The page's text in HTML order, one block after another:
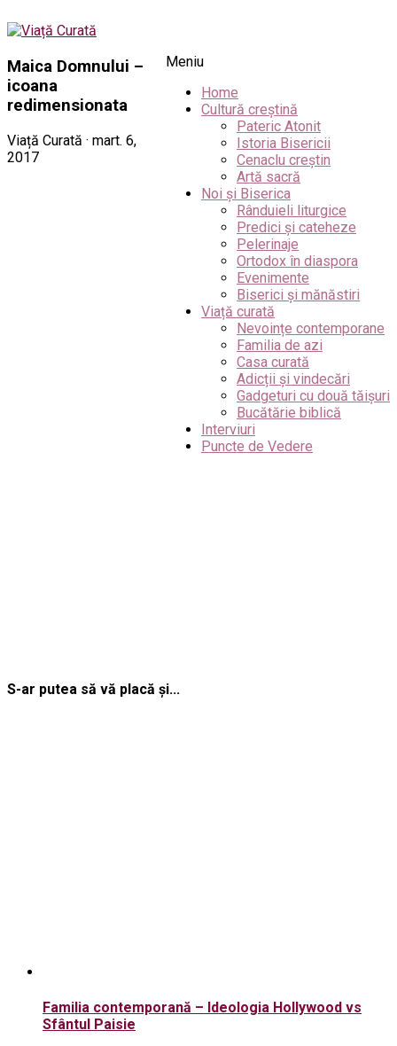
Meniu
Home
Cultură creștină
Pateric Atonit
Istoria Bisericii
Cenaclu creștin
Artă sacră
Noi și Biserica
Rânduieli liturgice
Predici și cateheze
Pelerinaje
Ortodox în diaspora
Evenimente
Biserici și mănăstiri
Viață curată
Nevoințe contemporane
Familia de azi
Casa curată
Adicții și vindecări
Gadgeturi cu două tăișuri
Bucătărie biblică
Interviuri
Puncte de Vedere
Maica Domnului –
icoana
redimensionata
Viață Curată · mart. 6,
2017
S-ar putea să vă placă și...
Familia contemporană – Ideologia Hollywood vs
Sfântul Paisie